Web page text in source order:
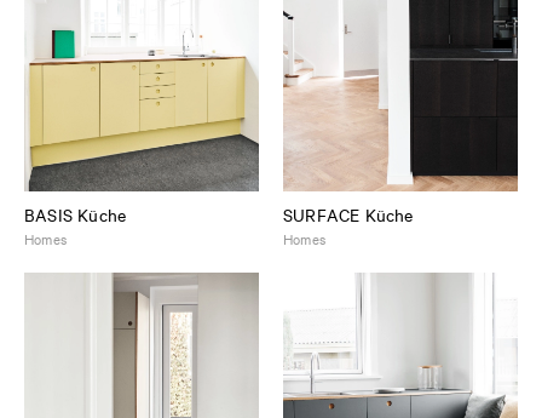
BASIS Küche
Homes
SURFACE Küche
Homes